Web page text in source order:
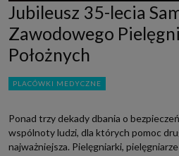
Jubileusz 35-lecia
Zawodowego
Położnych
PLACÓWKI MEDYCZNE
Ponad trzy dekady dbania o
wspólnoty ludzi, dla których pomoc
najważniejsza. Pielęgniarki,